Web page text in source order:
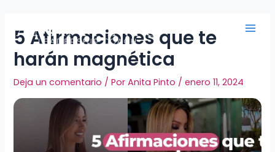
contenido
5 Afirmaciones que te
harán magnética
Deja un comentario / PorAnita Pinto /enero 11, 2024
entradas